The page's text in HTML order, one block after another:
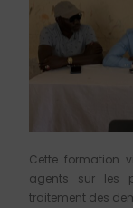
Cette formation
agents sur les
traitement des